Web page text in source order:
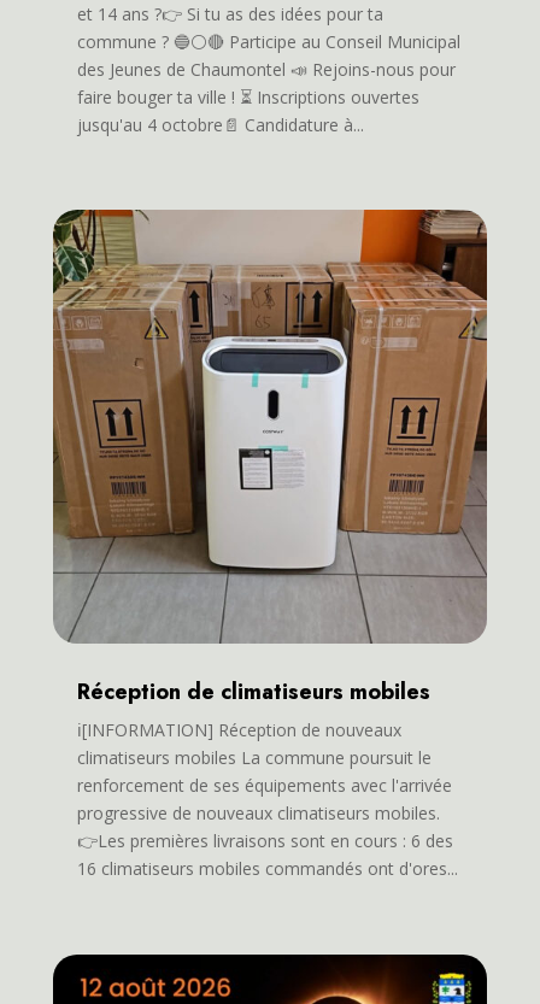
et 14 ans ?👉️ Si tu as des idées pour ta
commune ? 🔵⚪️🔴 Participe au Conseil Municipal
des Jeunes de Chaumontel 📣 Rejoins-nous pour
faire bouger ta ville ! ⏳️ Inscriptions ouvertes
jusqu'au 4 octobre📄 Candidature à...
Réception de climatiseurs mobiles
ℹ️[INFORMATION] Réception de nouveaux
climatiseurs mobiles La commune poursuit le
renforcement de ses équipements avec l'arrivée
progressive de nouveaux climatiseurs mobiles.
👉Les premières livraisons sont en cours : 6 des
16 climatiseurs mobiles commandés ont d'ores...